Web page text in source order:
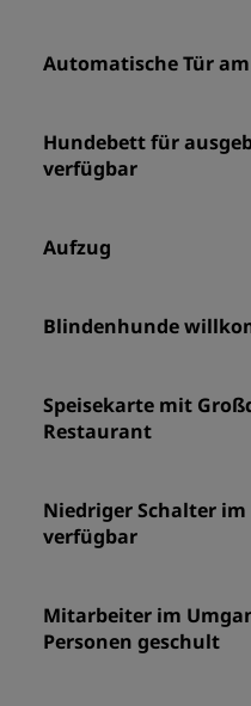
Automatische Tür
Hundebett für
verfügbar
Aufzug
Blindenhunde
Speisekarte mit
Restaurant
Niedriger Schalter
verfügbar
Mitarbeiter im
Personen geschult